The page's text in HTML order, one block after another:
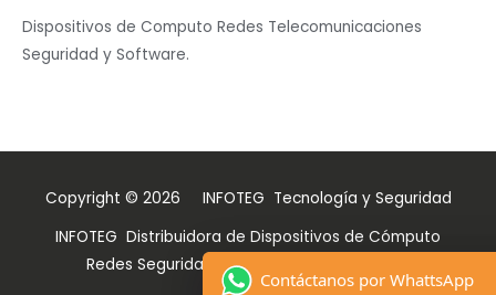
Dispositivos de Computo Redes Telecomunicaciones
Seguridad y Software.
Copyright © 2026 INFOTEG Tecnología y Seguridad
INFOTEG Distribuidora de Dispositivos de Cómputo
Redes Seguridad y Facturación Electrónica.
Contáctanos por WhattsApp